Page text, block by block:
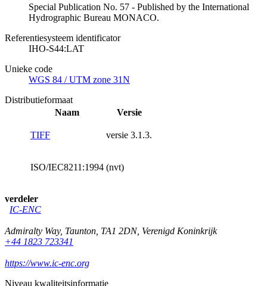
Special Publication No. 57 - Published by the International
Hydrographic Bureau MONACO.
Referentiesysteem identificator
IHO-S44:LAT
Unieke code
WGS 84 / UTM zone 31N
Distributieformaat
Naam
Versie
TIFF versie 3.1.3.
ISO/IEC8211:1994 (nvt)
verdeler
IC-ENC
Admiralty Way, Taunton TA1 2DN, Verenigd Koninkrijk
+44 1823 723341
https://www.ic-enc.org
Niveau kwaliteitsinformatie